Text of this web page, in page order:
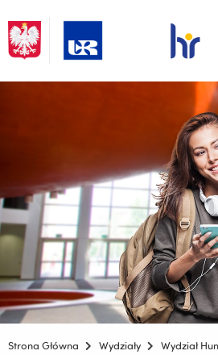
Strona Główna Wydziały Wydział